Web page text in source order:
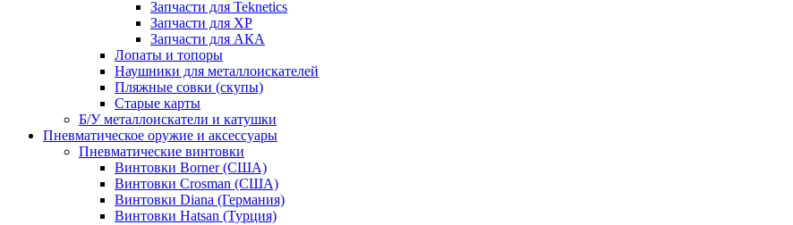
Запчасти для Teknetics
Запчасти для XP
Запчасти для АКА
Лопаты и топоры
Наушники для металлоискателей
Пляжные совки (скупы)
Старые карты
Б/У металлоискатели и катушки
Пневматическое оружие и аксессуары
Пневматические винтовки
Винтовки Borner (США)
Винтовки Crosman (США)
Винтовки Diana (Германия)
Винтовки Hatsan (Турция)